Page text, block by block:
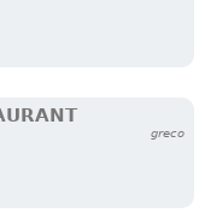
greco